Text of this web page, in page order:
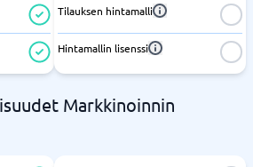
Tilauksen hintamalli
Hintamallin lisenssi
Markkinoinnin